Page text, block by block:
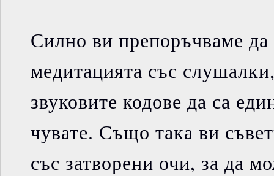
Силно ви препоръчваме
медитацията със
звуковите кодове да са
чувате. Също така ви
със затворени очи, за да